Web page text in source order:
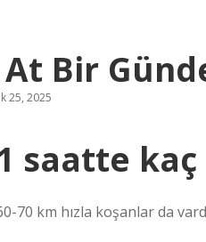
Bir
25, 2025
saatte kaç
70 km hızla koşanlar da